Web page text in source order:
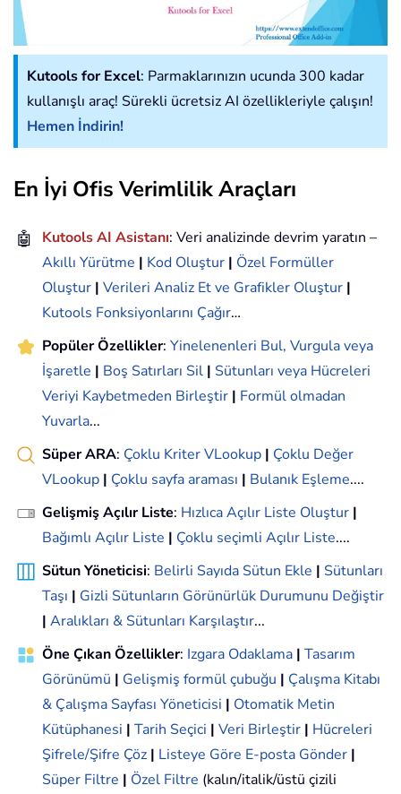
Kutools for Excel: Parmaklarınızın ucunda 300 kadar
kullanışlı araç! Sürekli ücretsiz AI özellikleriyle çalışın!
Hemen İndirin!
En İyi Ofis Verimlilik Araçları
🤖 Kutools AI Asistanı: Veri analizinde devrim yaratın –
Akıllı Yürütme | Kod Oluştur | Özel Formüller
Oluştur | Verileri Analiz Et ve Grafikler Oluştur |
Kutools Fonksiyonlarını Çağır…
Popüler Özellikler: Yinelenenleri Bul, Vurgula veya
İşaretle | Boş Satırları Sil | Sütunları veya Hücreleri
Veriyi Kaybetmeden Birleştir | Formül olmadan
Yuvarla...
Süper ARA: Çoklu Kriter VLookup | Çoklu Değer
VLookup | Çoklu sayfa araması | Bulanık Eşleme....
Gelişmiş Açılır Liste: Hızlıca Açılır Liste Oluştur |
Bağımlı Açılır Liste | Çoklu seçimli Açılır Liste....
Sütun Yöneticisi: Belirli Sayıda Sütun Ekle | Sütunları
Taşı | Gizli Sütunların Görünürlük Durumunu Değiştir
| Aralıkları & Sütunları Karşılaştır...
Öne Çıkan Özellikler: Izgara Odaklama | Tasarım
Görünümü | Gelişmiş formül çubuğu | Çalışma Kitabı
& Çalışma Sayfası Yöneticisi | Otomatik Metin
Kütüphanesi | Tarih Seçici | Veri Birleştir | Hücreleri
Şifrele/Şifre Çöz | Listeye Göre E-posta Gönder |
Süper Filtre | Özel Filtre (kalın/italik/üstü çizili